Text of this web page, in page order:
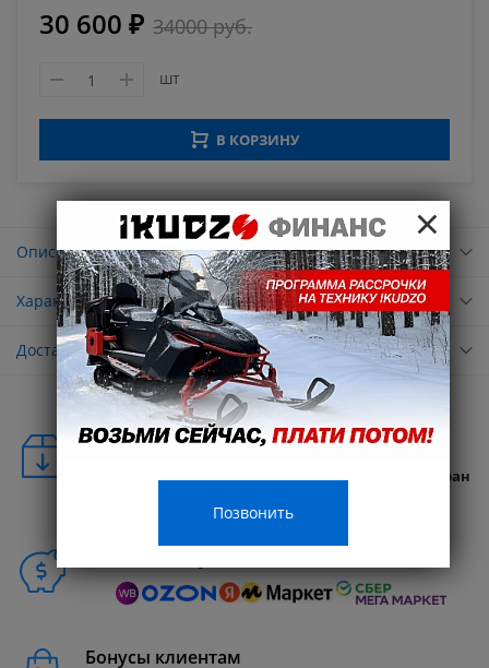
30 600 ₽ 34000 руб.
шт
В КОРЗИНУ
Описание
Характеристики
Доставка
Удобная доставка
Бесплатная доставка в любую точку России и стран
Бонусы клиентам
×
Позвонить